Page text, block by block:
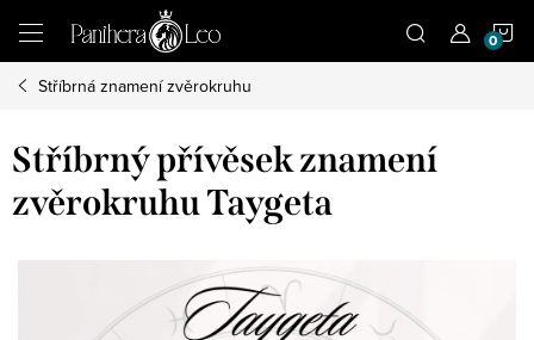
obsah
Stříbrná znamení zvěrokruhu
Stříbrný přívěsek znamení
zvěrokruhu Taygeta